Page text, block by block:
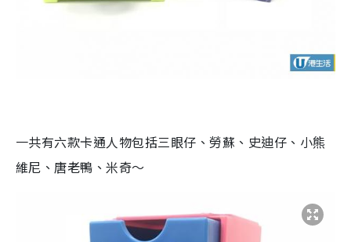
一共有六款卡通人物包括三眼仔、勞蘇、史迪仔、小熊
維尼、唐老鴨、米奇～